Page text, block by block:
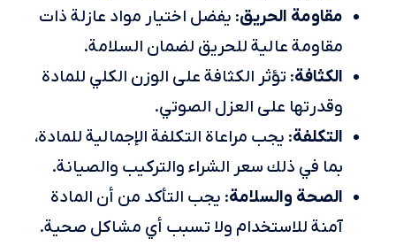
مقاومة الحريق: يفضل اختيار مواد عازلة ذات
مقاومة عالية للحريق لضمان السلامة.
الكثافة: تؤثر الكثافة على الوزن الكلي للمادة
وقدرتها على العزل الصوتي.
التكلفة: يجب مراعاة التكلفة الإجمالية للمادة،
بما في ذلك سعر الشراء والتركيب والصيانة.
الصحة والسلامة: يجب التأكد من أن المادة
آمنة للاستخدام ولا تسبب أي مشاكل صحية.